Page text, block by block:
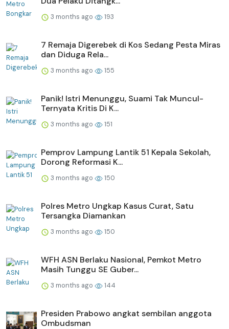
3 months ago 193
7 Remaja Digerebek di Kos Sedang Pesta Miras
dan Diduga Rela...
3 months ago 155
Panik! Istri Menunggu, Suami Tak Muncul-
Ternyata Kritis Di K...
3 months ago 151
Pemprov Lampung Lantik 51 Kepala Sekolah,
Dorong Reformasi K...
3 months ago 150
Polres Metro Ungkap Kasus Curat, Satu
Tersangka Diamankan
3 months ago 150
WFH ASN Berlaku Nasional, Pemkot Metro
Masih Tunggu SE Guber...
3 months ago 144
Presiden Prabowo angkat sembilan anggota
Ombudsman